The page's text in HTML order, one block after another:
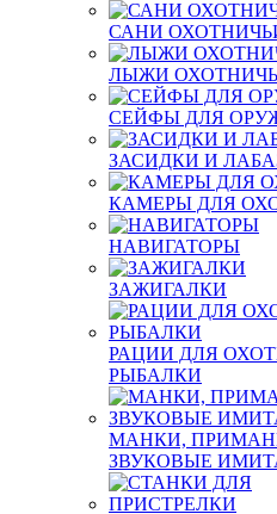
САНИ
ЛЫЖИ
СЕЙФЫ ДЛЯ
ЗАСИДКИ И
КАМЕРЫ ДЛЯ
НАВИГАТОРЫ
ЗАЖИГАЛКИ
РАЦИИ ДЛЯ
РЫБАЛКИ
МАНКИ,
ЗВУКОВЫЕ